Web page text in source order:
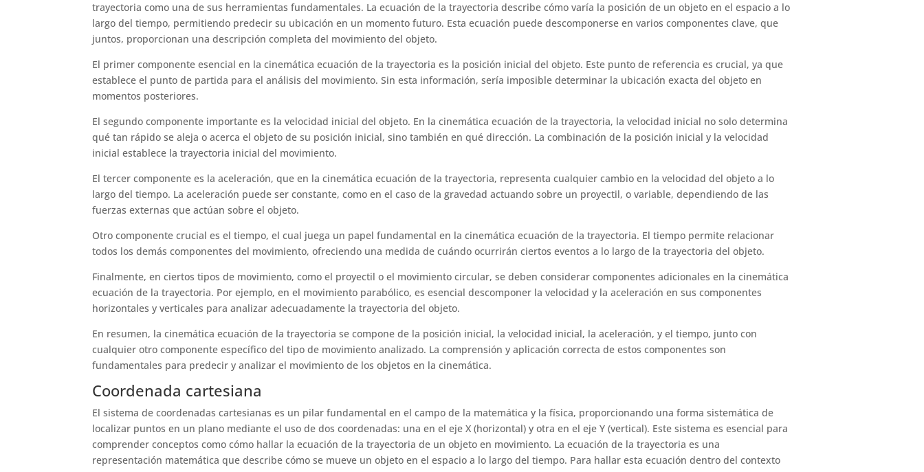
trayectoria como una de sus herramientas fundamentales. La ecuación de la trayectoria describe cómo varía la posición de un objeto en el espacio a lo
largo del tiempo, permitiendo predecir su ubicación en un momento futuro. Esta ecuación puede descomponerse en varios componentes clave, que
juntos, proporcionan una descripción completa del movimiento del objeto.
El primer componente esencial en la cinemática ecuación de la trayectoria es la posición inicial del objeto. Este punto de referencia es crucial, ya que
establece el punto de partida para el análisis del movimiento. Sin esta información, sería imposible determinar la ubicación exacta del objeto en
momentos posteriores.
El segundo componente importante es la velocidad inicial del objeto. En la cinemática ecuación de la trayectoria, la velocidad inicial no solo determina
qué tan rápido se aleja o acerca el objeto de su posición inicial, sino también en qué dirección. La combinación de la posición inicial y la velocidad
inicial establece la trayectoria inicial del movimiento.
El tercer componente es la aceleración, que en la cinemática ecuación de la trayectoria, representa cualquier cambio en la velocidad del objeto a lo
largo del tiempo. La aceleración puede ser constante, como en el caso de la gravedad actuando sobre un proyectil, o variable, dependiendo de las
fuerzas externas que actúan sobre el objeto.
Otro componente crucial es el tiempo, el cual juega un papel fundamental en la cinemática ecuación de la trayectoria. El tiempo permite relacionar
todos los demás componentes del movimiento, ofreciendo una medida de cuándo ocurrirán ciertos eventos a lo largo de la trayectoria del objeto.
Finalmente, en ciertos tipos de movimiento, como el proyectil o el movimiento circular, se deben considerar componentes adicionales en la cinemática
ecuación de la trayectoria. Por ejemplo, en el movimiento parabólico, es esencial descomponer la velocidad y la aceleración en sus componentes
horizontales y verticales para analizar adecuadamente la trayectoria del objeto.
En resumen, la cinemática ecuación de la trayectoria se compone de la posición inicial, la velocidad inicial, la aceleración, y el tiempo, junto con
cualquier otro componente específico del tipo de movimiento analizado. La comprensión y aplicación correcta de estos componentes son
fundamentales para predecir y analizar el movimiento de los objetos en la cinemática.
Coordenada cartesiana
El sistema de coordenadas cartesianas es un pilar fundamental en el campo de la matemática y la física, proporcionando una forma sistemática de
localizar puntos en un plano mediante el uso de dos coordenadas: una en el eje X (horizontal) y otra en el eje Y (vertical). Este sistema es esencial para
comprender conceptos como cómo hallar la ecuación de la trayectoria de un objeto en movimiento. La ecuación de la trayectoria es una
representación matemática que describe cómo se mueve un objeto en el espacio a lo largo del tiempo. Para hallar esta ecuación dentro del contexto